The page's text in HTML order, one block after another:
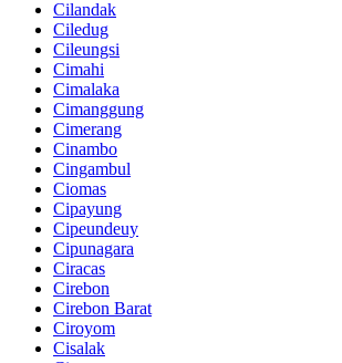
Cilandak
Ciledug
Cileungsi
Cimahi
Cimalaka
Cimanggung
Cimerang
Cinambo
Cingambul
Ciomas
Cipayung
Cipeundeuy
Cipunagara
Ciracas
Cirebon
Cirebon Barat
Ciroyom
Cisalak